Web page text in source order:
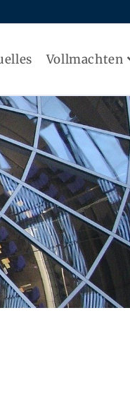
Vollmachten